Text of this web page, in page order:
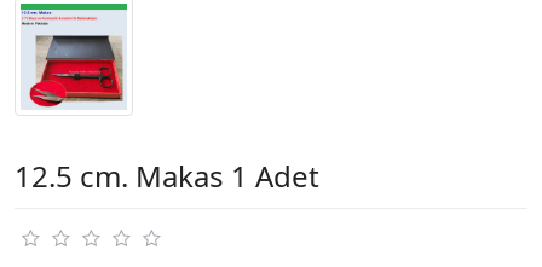
12.5 cm. Makas 1 Adet